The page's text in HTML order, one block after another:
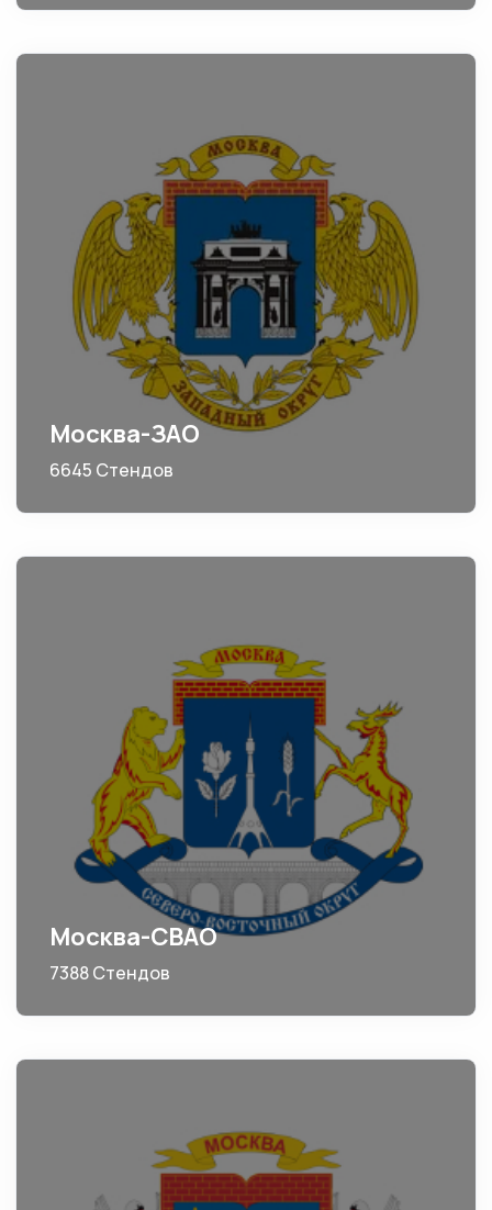
Москва-ЗАО
6645 Стендов
Москва-СВАО
7388 Стендов